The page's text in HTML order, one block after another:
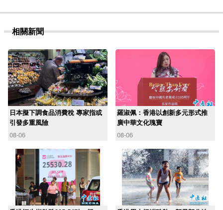
相關新聞
日本擬下調食品消費稅 專家指或
引發多重風險
08-06
羅淑佩：香港以創新多元形式推
廣中華文化瑰寶
08-06